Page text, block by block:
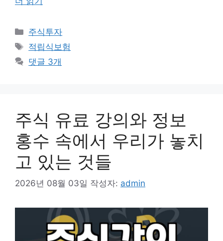
카
테
고
리
주식투자
태
그
적립식보험
댓글 3개
주식 유료 강의와 정보
홍수 속에서 우리가 놓치
고 있는 것들
2026년 08월 03일 작성자: admin